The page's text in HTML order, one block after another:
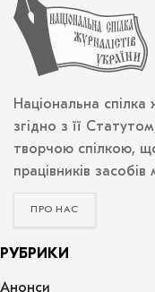
Національна
згідно з її
творчою спілкою,
працівників
ПРО НАС
РУБРИКИ
Анонси